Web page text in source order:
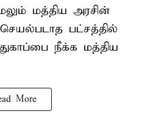
மத்திய அரசின்
பட்சத்தில்
நீக்க மத்திய
More